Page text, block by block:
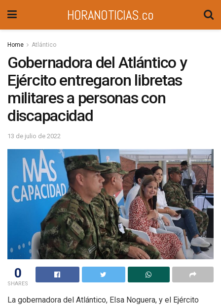
HORANOTICIAS.co
Home Atlántico
Gobernadora del Atlántico y
Ejército entregaron libretas
militares a personas con
discapacidad
13 de julio de 2022
0
SHARES
La gobernadora del Atlántico, Elsa Noguera, y el Ejército